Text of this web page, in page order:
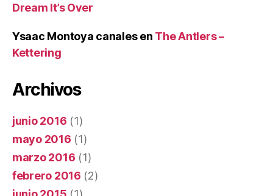
Dream It’s Over
Ysaac Montoya canalesen The Antlers –
Kettering
Archivos
junio 2016 (1)
mayo 2016 (1)
marzo 2016 (1)
febrero 2016 (2)